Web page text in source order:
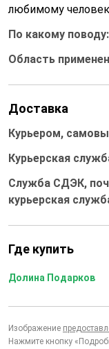
любимому
По какому поводу:
Область
Доставка
Курьером,
Курьерская
Служба СДЭК,
курьерская
Где купить
Долина Подарков
Изображение
Нажмите кнопку